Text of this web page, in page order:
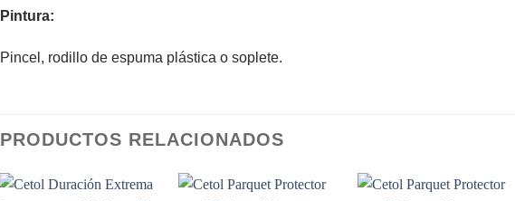
Pintura:
Pincel, rodillo de espuma plástica o soplete.
PRODUCTOS RELACIONADOS